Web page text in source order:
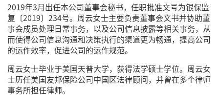
2019年3月出任本公司董事会秘书，任职批准文号为银保监
复〔2019〕234号。周云女士主要负责董事会文书并协助董
事会成员处理日常事务，以及公司信息披露等相关事务，从
而使得公司信息沟通和决策执行的渠道更为畅通，提高公司
的运作效率，促进公司的运作规范。
周云女士毕业于美国天普大学，获得法学硕士学位。周云女
士历任美国友邦保险公司中国区法律顾问，并曾在多个律师
事务所担任律师。